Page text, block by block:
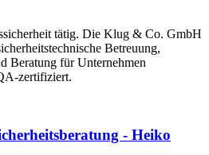
tätig. Die Klug & Co. GmbH
Betreuung,
Beratung für Unternehmen
zertifiziert.
- Heiko